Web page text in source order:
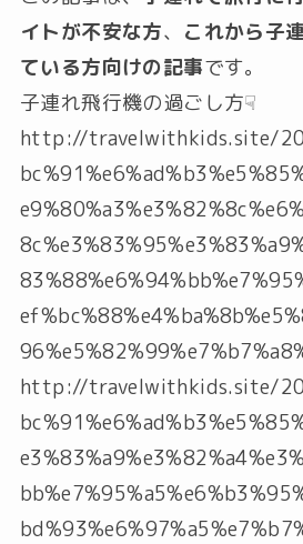
イトが不安な方、 これから子
ている方向けの記事です。
子連れ飛行機の過ごし方☟
http://travelwithkids.site/
http://travelwithkids.site/